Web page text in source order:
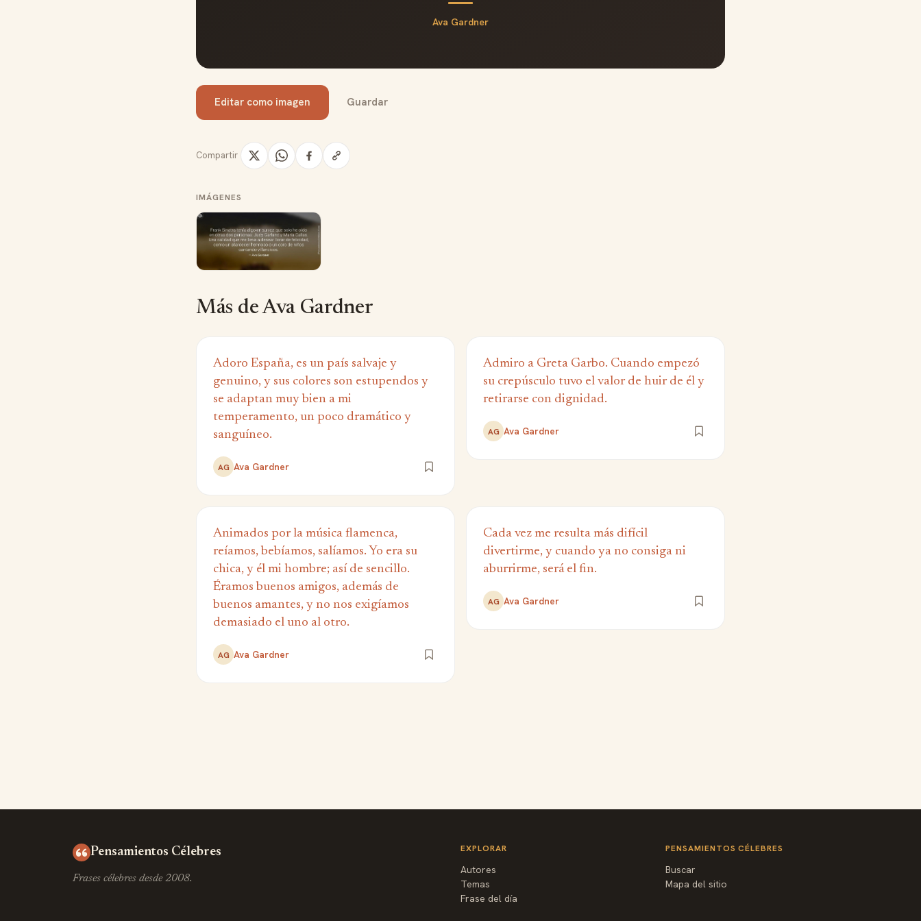
Ava Gardner
Editar como imagen Guardar
Compartir
IMÁGENES
Más de Ava Gardner
Adoro España, es un país salvaje y
genuino, y sus colores son estupendos y
se adaptan muy bien a mi
temperamento, un poco dramático y
sanguíneo.
AG Ava Gardner
Admiro a Greta Garbo. Cuando empezó
su crepúsculo tuvo el valor de huir de él y
retirarse con dignidad.
AG Ava Gardner
Animados por la música flamenca,
reíamos, bebíamos, salíamos. Yo era su
chica, y él mi hombre; así de sencillo.
Éramos buenos amigos, además de
buenos amantes, y no nos exigíamos
demasiado el uno al otro.
AG Ava Gardner
Cada vez me resulta más difícil
divertirme, y cuando ya no consiga ni
aburrirme, será el fin.
AG Ava Gardner
Pensamientos Célebres
Frases célebres desde 2008.
EXPLORAR
Autores
Temas
Frase del día
PENSAMIENTOS CÉLEBRES
Buscar
Mapa del sitio